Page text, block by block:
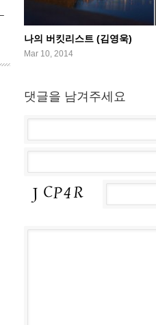
나의 버킷리스트 (김영욱)
Mar 10, 2014
댓글을 남겨주세요